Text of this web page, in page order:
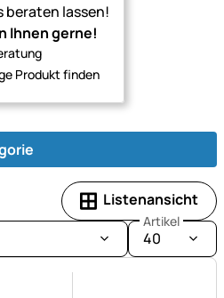
beraten lassen!
Ihnen gerne!
Produkt finden
Listenansicht
Artikel
40